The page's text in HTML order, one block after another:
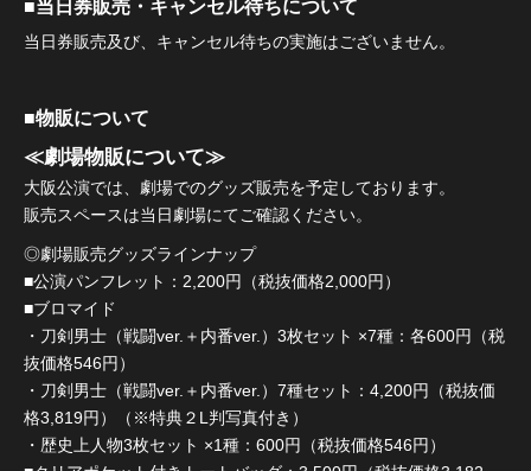
■当日券販売・キャンセル待ちについて
当日券販売及び、キャンセル待ちの実施はございません。
■物販について
≪劇場物販について≫
大阪公演では、劇場でのグッズ販売を予定しております。
販売スペースは当日劇場にてご確認ください。
◎劇場販売グッズラインナップ
■公演パンフレット：2,200円（税抜価格2,000円）
■ブロマイド
・刀剣男士（戦闘ver.＋内番ver.）3枚セット ×7種：各600円（税
抜価格546円）
・刀剣男士（戦闘ver.＋内番ver.）7種セット：4,200円（税抜価
格3,819円）（※特典２L判写真付き）
・歴史上人物3枚セット ×1種：600円（税抜価格546円）